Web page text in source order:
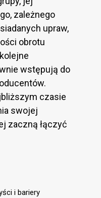
zależnego
upraw,
obrotu
wstępują do
czasie
swojej
zaczną łączyć
i bariery